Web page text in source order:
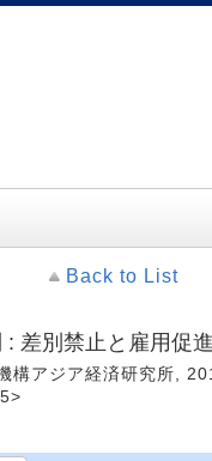
Back to List
差別禁止と雇用促進
構アジア経済研究所,